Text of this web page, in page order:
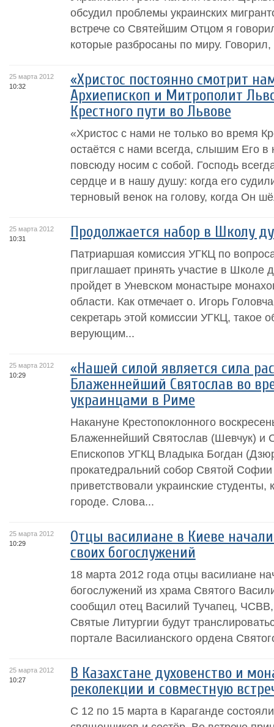
обсудил проблемы украинских
встрече со Святейшим Отцом я
которые разбросаны по миру.
25 марта 2012
10:32
«Христос постоянно смотрит
Архиепископ и Митрополит
Крестного пути во Львове
«Христос с нами не только во время
остаётся с нами всегда, слышим Его
повсюду носим с собой. Господь
сердце и в нашу душу: когда его
терновый венок на голову, когда Он
25 марта 2012
10:31
Продолжается набор в Школу
Патриаршая комиссия УГКЦ по
приглашает принять участие в Школе
пройдет в Уневском монастыре
области. Как отмечает о. Игорь
секретарь этой комиссии УГКЦ, такое
верующим...
25 марта 2012
10:29
«Нашей силой является сила
Блаженнейший Святослав во
украинцами в Риме
Накануне Крестопоклонного
Блаженнейший Святослав (Шевчук) и
Епископов УГКЦ Владыка Богдан
прокатедральний собор Святой
приветствовали украинские студенты,
городе. Слова...
25 марта 2012
10:29
Отцы василиане в Киеве
своих богослужений
18 марта 2012 года отцы василиане
богослужений из храма Святого
сообщил отец Василий Тучапец, ЧСВВ,
Святые Литургии будут
портале Василианского ордена
25 марта 2012
10:27
В Казахстане духовенство и
реколекции и совместную
С 12 по 15 марта в Караганде